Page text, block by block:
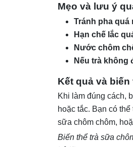
Mẹo và lưu ý
Tránh pha quá
Hạn chế lắc
Nước chôm
Nếu trà không
Kết quả và biến
Khi làm đúng cách,
hoặc tắc. Bạn có
sữa chôm chôm,
Biến thể trà sữa